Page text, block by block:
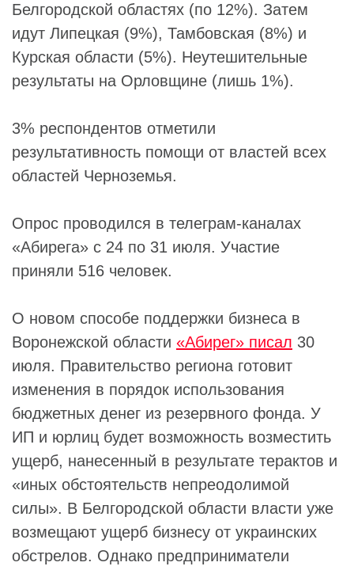
Белгородской областях (по 12%). Затем
идут Липецкая (9%), Тамбовская (8%) и
Курская области (5%). Неутешительные
результаты на Орловщине (лишь 1%).
3% респондентов отметили
результативность помощи от властей всех
областей Черноземья.
Опрос проводился в телеграм-каналах
«Абирега» с 24 по 31 июля. Участие
приняли 516 человек.
О новом способе поддержки бизнеса в
Воронежской области «Абирег» писал 30
июля. Правительство региона готовит
изменения в порядок использования
бюджетных денег из резервного фонда. У
ИП и юрлиц будет возможность возместить
ущерб, нанесенный в результате терактов и
«иных обстоятельств непреодолимой
силы». В Белгородской области власти уже
возмещают ущерб бизнесу от украинских
обстрелов. Однако предприниматели